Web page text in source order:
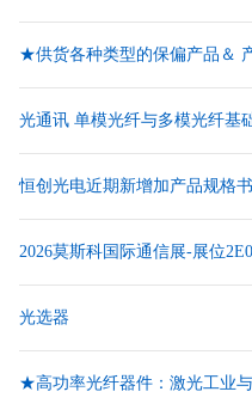
★供货各种类型的保偏产品＆
光通讯 单模光纤与多模光纤基
恒创光电近期新增加产品规格书
2026莫斯科国际通信展-展位
光选器
★高功率光纤器件：激光工业